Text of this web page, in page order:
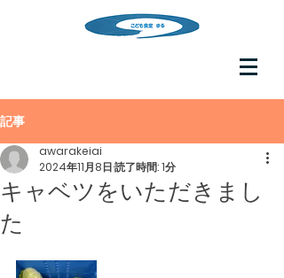
記事
キャベツをいただきまし
た
awarakeiai
2024年11月8日読了時間: 1分